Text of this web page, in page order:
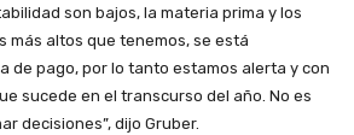
son bajos, la materia prima y los
más altos que tenemos, se está
de pago, por lo tanto estamos alerta y con
sucede en el transcurso del año. No es
decisiones”, dijo Gruber.